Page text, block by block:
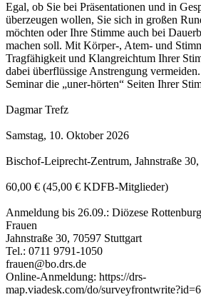
Egal, ob Sie bei Präsentationen und in
überzeugen wollen, Sie sich in großen
möchten oder Ihre Stimme auch bei
machen soll. Mit Körper-, Atem- und
Tragfähigkeit und Klangreichtum Ihrer
dabei überflüssige Anstrengung
Seminar die „uner-hörten“ Seiten Ihrer
Dagmar Trefz
Samstag, 10. Oktober 2026
Bischof-Leiprecht-Zentrum, Jahnstraße
60,00 € (45,00 € KDFB-Mitglieder)
Anmeldung bis 26.09.: Diözese
Frauen
Jahnstraße 30, 70597 Stuttgart
Tel.: 0711 9791-1050
frauen@bo.drs.de
Online-Anmeldung: https://drs-
map.viadesk.com/do/